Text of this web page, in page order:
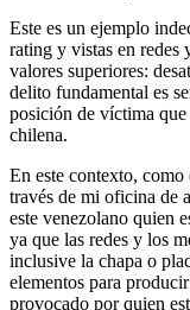
Este es un ejemplo
rating y vistas en redes
valores superiores:
delito fundamental es
posición de víctima
chilena.
En este contexto,
través de mi oficina de
este venezolano quien
ya que las redes y los
inclusive la chapa o
elementos para
provocado por quien